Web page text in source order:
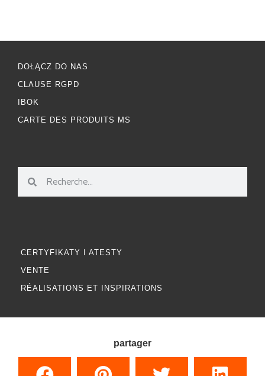
DOŁĄCZ DO NAS
CLAUSE RGPD
IBOK
CARTE DES PRODUITS MS
CERTYFIKATY I ATESTY
VENTE
RÉALISATIONS ET INSPIRATIONS
partager